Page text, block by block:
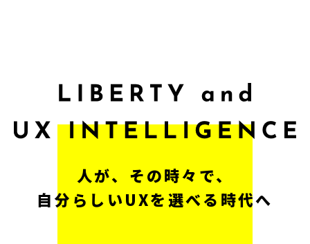
人が、その時々で、
自分らしいUXを選べる時代へ